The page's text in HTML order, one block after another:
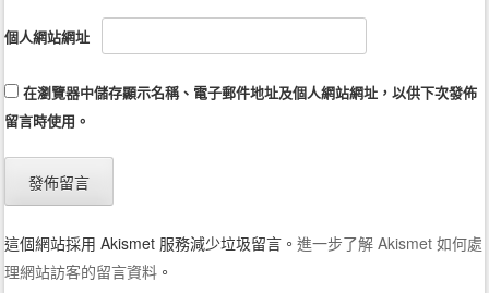
個人網站網址
在瀏覽器中儲存顯示名稱、電子郵件地址及個人網站網址，以供下次發佈
留言時使用。
這個網站採用 Akismet 服務減少垃圾留言。進一步了解 Akismet 如何處
理網站訪客的留言資料 。